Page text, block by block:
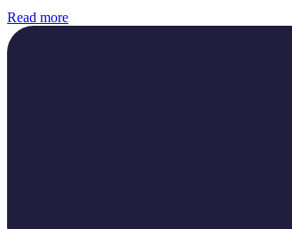
Read more